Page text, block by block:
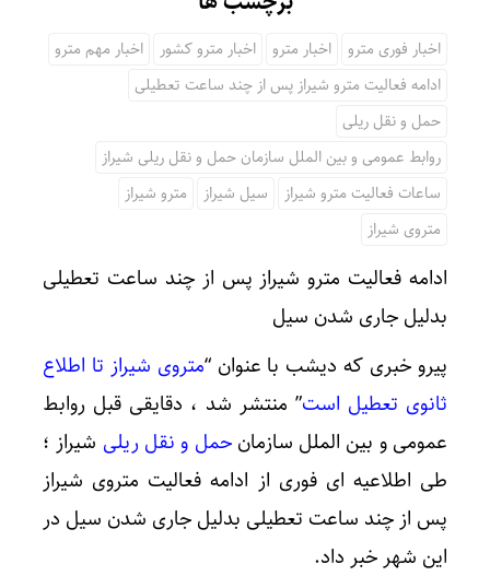
اخبار فوری مترو اخبار مترو اخبار مترو کشور
اخبار مهم مترو
ادامه فعالیت مترو شیراز پس از چند ساعت تعطیلی
حمل و نقل ریلی
روابط عمومی و بین الملل سازمان حمل و نقل ریلی شیراز
ساعات فعالیت مترو شیراز
سیل شیراز
مترو شیراز
متروی شیراز
ادامه فعالیت مترو شیراز پس از چند ساعت تعطیلی
بدلیل جاری شدن سیل
پیرو خبری که دیشب با عنوان “متروی شیراز تا اطلاع
ثانوی تعطیل است” منتشر شد ، دقایقی قبل روابط
عمومی و بین الملل سازمانحمل و نقل ریلی شیراز ؛
طی اطلاعیه ای فوری از ادامه فعالیت متروی شیراز
پس از چند ساعت تعطیلی بدلیل جاری شدن سیل در
این شهر خبر داد.